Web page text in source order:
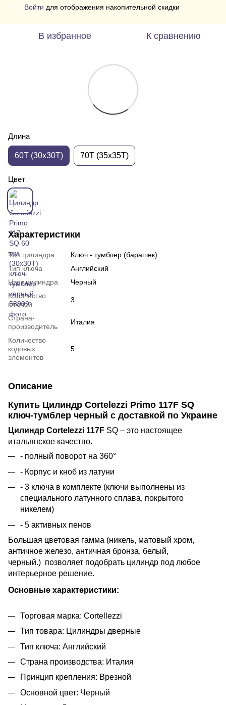
Войти для отображения накопительной скидки
В избранное К сравнению
Длина
60T (30x30T) 70T (35x35T)
Цвет
Характеристики
Тип цилиндра
Ключ - тумблер (барашек)
Тип ключа
Английский
Цвет цилиндра
Черный
Количество
ключей
3
Страна-
производитель
Италия
Количество
кодовых
элементов
5
Описание
Купить Цилиндр Cortelezzi Primo 117F SQ
ключ-тумблер черный с доставкой по Украине
Цилиндр Cortelezzi 117F SQ – это настоящее
итальянское качество.
- полный поворот на 360°
- Корпус и кноб из латуни
- 3 ключа в комплекте (ключи выполнены из
специального латунного сплава, покрытого
никелем)
- 5 активных пенов
Большая цветовая гамма (никель, матовый хром,
античное железо, античная бронза, белый,
черный.) позволяет подобрать цилиндр под любое
интерьерное решение.
Основные характеристики:
Торговая марка: Cortellezzi
Тип товара: Цилиндры дверные
Тип ключа: Английский
Страна производства: Италия
Принцип крепления: Врезной
Основной цвет: Черный